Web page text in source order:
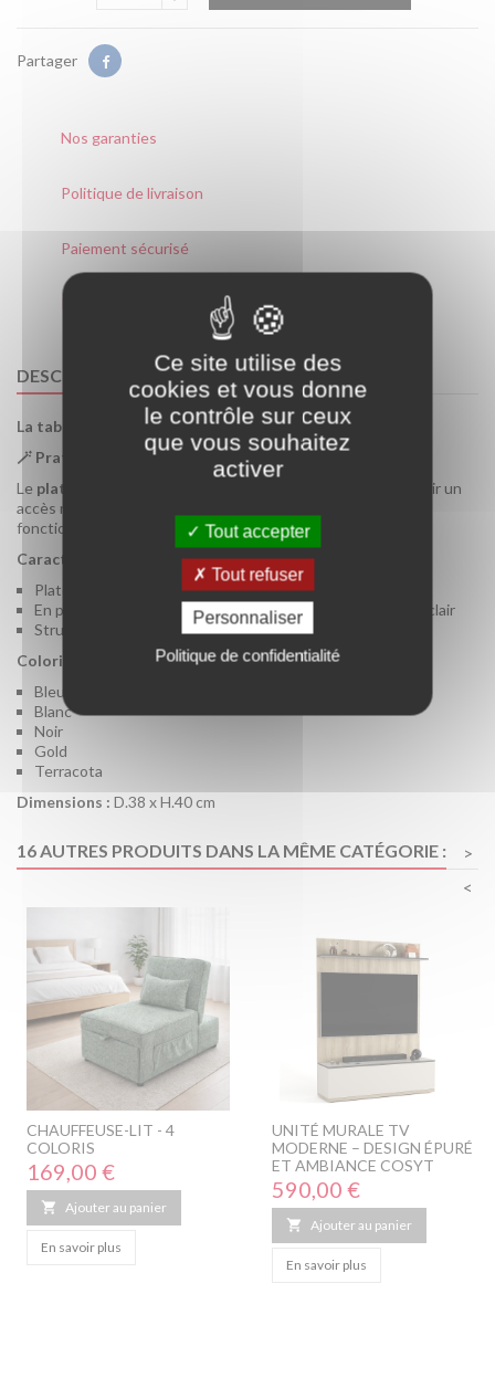
Partager
Nos garanties
Politique de livraison
Paiement sécurisé
Reprise de votre ancien matériel
DESCRIPTION
La table basse panier ajourée plateau en bois.
🪄 Pratique et modulable :
Le plateau amovible en métal
se retire facilement pour offrir un
accès rapide au rangement intérieur. Idéal pour allier déco et
fonctionnalité au quotidien !
Caractéristiques :
Plateau amovible
En panneaux de particules revêtu de décor coloris chêne clair
Structure en métal recouverte de poudre coloris noir
Coloris :
Bleu
Blanc
Noir
Gold
Terracota
Dimensions : D.38 x H.40 cm
16 AUTRES PRODUITS DANS LA MÊME CATÉGORIE :
>
<
CHAUFFEUSE-LIT - 4
COLORIS
Prix
169,00 €
 Ajouter au panier
En savoir plus
UNITÉ MURALE TV
MODERNE – DESIGN ÉPURÉ
ET AMBIANCE COSYT
Prix
590,00 €
 Ajouter au panier
En savoir plus
Ce site utilise des
cookies et vous donne
le contrôle sur ceux
que vous souhaitez
activer
Tout accepter
Tout refuser
Personnaliser
Politique de confidentialité